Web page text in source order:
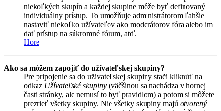
niekoľkých skupín a každej skupine môže byť definovaný
individuálny prístup. To umožňuje administrátorom ľahšie
nastaviť niekoľko užívateľov ako moderátorov fóra alebo im
dať prístup na súkromné fórum, atď.
Hore
Ako sa môžem zapojiť do užívateľskej skupiny?
Pre pripojenie sa do užívateľskej skupiny stačí kliknúť na
odkaz Užívateľské skupiny (väčšinou sa nachádza v hornej
časti stránky, ale nemusí to byť pravidlom) a potom si môžete
prezrieť všetky skupiny. Nie všetky skupiny majú otvorený